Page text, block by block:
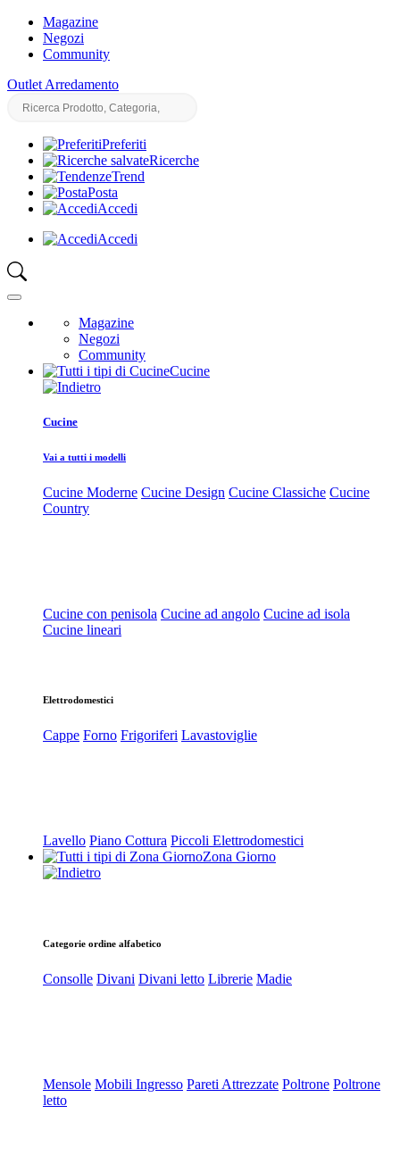
Magazine
Negozi
Community
Outlet Arredamento
Preferiti
Ricerche
Trend
Posta
Accedi
Accedi
Magazine
Negozi
Community
Cucine
Cucine
Vai a tutti i modelli
Cucine Moderne Cucine Design Cucine Classiche Cucine
Country
Cucine con penisola Cucine ad angolo Cucine ad isola
Cucine lineari
Elettrodomestici
Cappe Forno Frigoriferi Lavastoviglie
Lavello Piano Cottura Piccoli Elettrodomestici
Zona Giorno
Categorie ordine alfabetico
Consolle Divani Divani letto Librerie Madie
Mensole Mobili Ingresso Pareti Attrezzate Poltrone Poltrone
letto